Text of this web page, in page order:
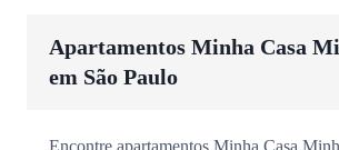
Apartamentos Minha Casa
em São Paulo
Encontre apartamentos Minha Casa